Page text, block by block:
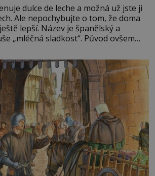
dulce de leche a možná už jste ji
Ale nepochybujte o tom, že doma
lepší. Název je španělský a
„mléčná sladkost“. Původ ovšem
zemí a k tomu